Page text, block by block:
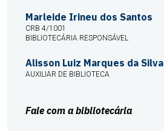
Marleide Irineu dos Santos
CRB 4/1001
BIBLIOTECÁRIA RESPONSÁVEL
Alisson Luiz Marques da Silva
AUXILIAR DE BIBLIOTECA
Fale com a bibliotecária